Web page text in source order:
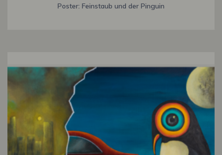
Poster: Feinstaub und der Pinguin